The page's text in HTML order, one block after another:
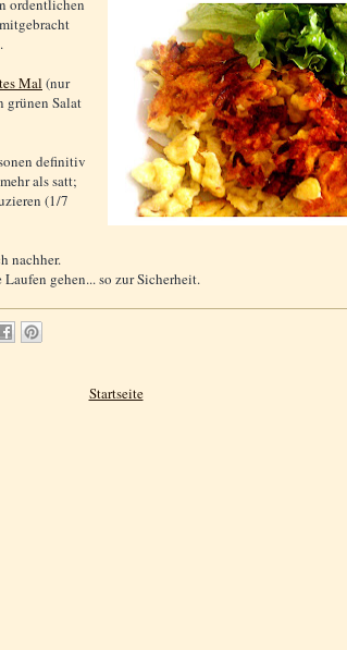
ordentlichen
Mal (nur
grünen Salat
definitiv
als satt;
(1/7
nachher.
gehen... so zur Sicherheit.
Startseite